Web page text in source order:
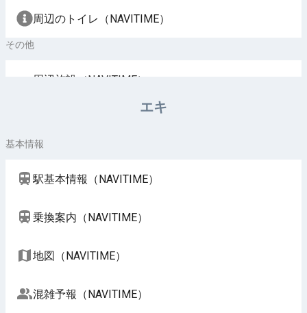
周辺のトイレ（NAVITIME）
その他
周辺施設（NAVITIME）
エキ
基本情報
駅基本情報（NAVITIME）
乗換案内（NAVITIME）
地図（NAVITIME）
混雑予報（NAVITIME）